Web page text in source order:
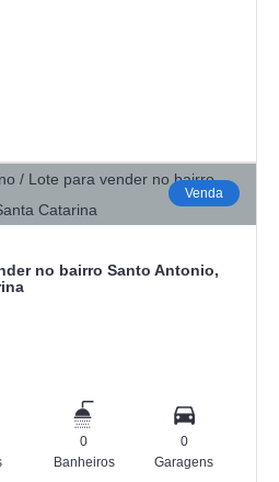
Venda
no bairro Santo Antonio,
0
Banheiros
0
Garagens